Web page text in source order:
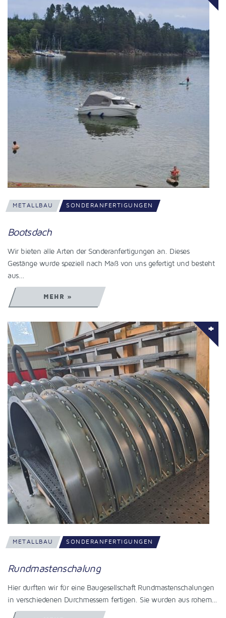
METALLBAU SONDERANFERTIGUNGEN
Bootsdach
Wir bieten alle Arten der Sonderanfertigungen an. Dieses
Gestänge wurde speziell nach Maß von uns gefertigt und besteht
aus…
MEHR »
METALLBAU SONDERANFERTIGUNGEN
Rundmastenschalung
Hier durften wir für eine Baugesellschaft Rundmastenschalungen
in verschiedenen Durchmessern fertigen. Sie wurden aus rohem…